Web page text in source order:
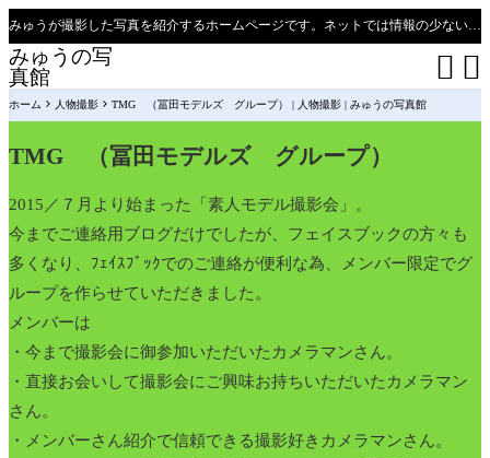
みゅうが撮影した写真を紹介するホームページです。ネットでは情報の少ない、新潟県、魚沼只見線の撮影ポイントの紹介があります（必見）。
みゅうの写
真館
 
ホーム 人物撮影 TMG （冨田モデルズ グループ） | 人物撮影 | みゅうの写真館
TMG （冨田モデルズ グループ）
2015／７月より始まった「素人モデル撮影会」。
今までご連絡用ブログだけでしたが、フェイスブックの方々も
多くなり、ﾌｪｲｽﾌﾞｯｸでのご連絡が便利な為、メンバー限定でグ
ループを作らせていただきました。
メンバーは
・今まで撮影会に御参加いただいたカメラマンさん。
・直接お会いして撮影会にご興味お持ちいただいたカメラマン
さん。
・メンバーさん紹介で信頼できる撮影好きカメラマンさん。